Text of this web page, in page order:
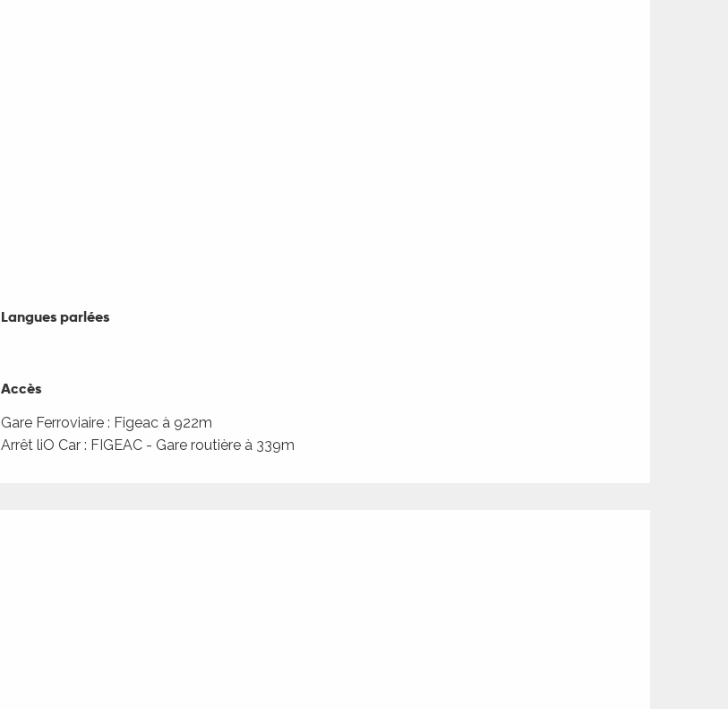
Langues parlées
Langues parlées
Accès
Accès
Gare Ferroviaire : Figeac à 922m
Arrêt liO Car : FIGEAC - Gare routière à 339m